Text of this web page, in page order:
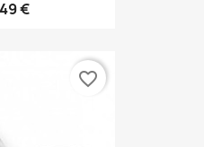
€
favorite_border